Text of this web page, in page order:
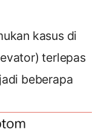
kasus di
terlepas
beberapa